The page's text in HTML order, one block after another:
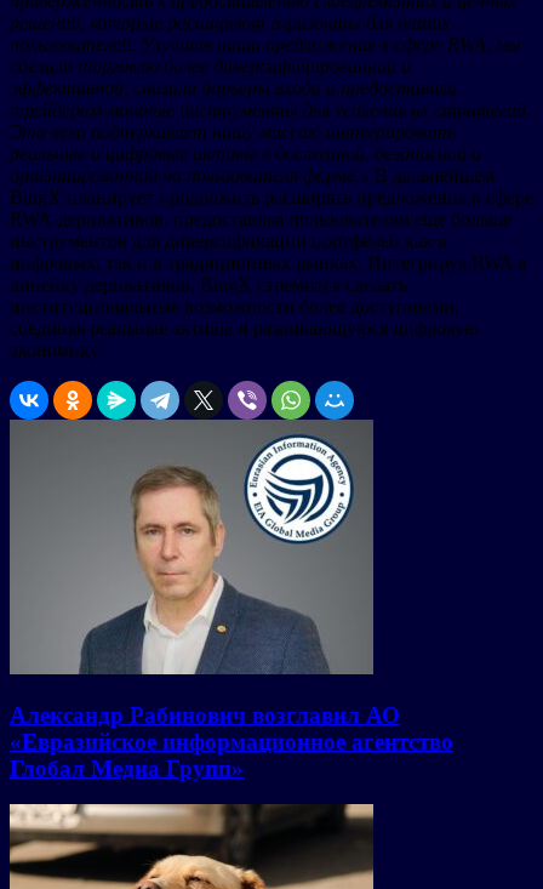
решений, которые расширяют горизонты для наших
пользователей. Улучшив наши предложения в сфере RWA, мы
сделали торговлю более диверсифицированной и
эффективной, снизили барьеры входа и предоставили
трейдерам мощные инструменты для усиления их стратегий.
Эта веха подчеркивает нашу миссию интегрировать
реальные и цифровые активы в доступной, безопасной и
ориентированной на пользователя форме.» В дальнейшем
BingX планирует продолжить расширять предложения в сфере
RWA-деривативов, предоставляя пользователям еще больше
инструментов для диверсификации портфелей как в
цифровых, так и в традиционных рынках. Интегрируя RWA в
линейку деривативов, BingX стремится сделать
институциональные возможности более доступными,
соединяя реальные активы и развивающуюся цифровую
экономику
Александр Рабинович возглавил АО
«Евразийское информационное агентство
Глобал Медиа Групп»